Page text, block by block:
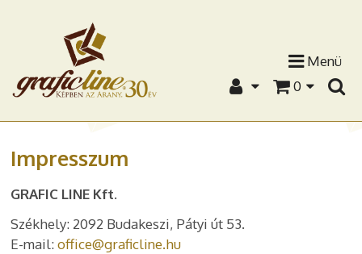
Menü
0
Impresszum
GRAFIC LINE Kft.
Székhely: 2092 Budakeszi, Pátyi út 53.
E-mail: office@graficline.hu